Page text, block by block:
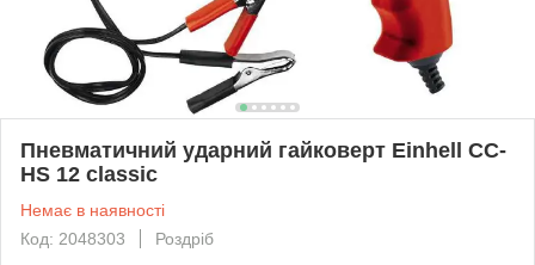
Пневматичний ударний гайковерт Einhell CC-
HS 12 classic
Немає в наявності
Код: 2048303
Роздріб